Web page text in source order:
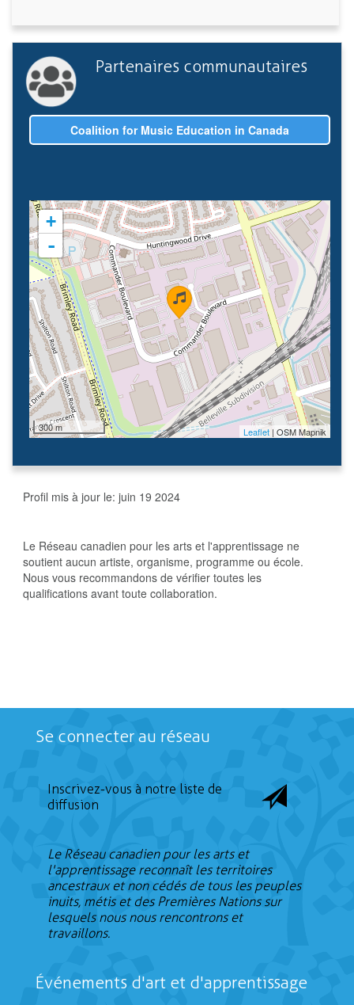
Partenaires communautaires
Coalition for Music Education in Canada
+
-
300 m Leaflet | OSM Mapnik
Profil mis à jour le: juin 19 2024
Le Réseau canadien pour les arts et l'apprentissage ne
soutient aucun artiste, organisme, programme ou école.
Nous vous recommandons de vérifier toutes les
qualifications avant toute collaboration.
Se connecter au réseau
Inscrivez-vous à notre liste de
diffusion
Le Réseau canadien pour les arts et
l'apprentissage reconnaît les territoires
ancestraux et non cédés de tous les peuples
inuits, métis et des Premières Nations sur
lesquels nous nous rencontrons et
travaillons.
Événements d'art et d'apprentissage